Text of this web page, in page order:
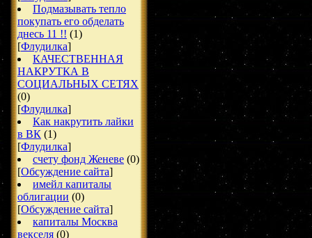
Подмазывать тепло
покупать его обделать
днесь 11 !! (1)
[Флудилка]
КАЧЕСТВЕННАЯ
НАКРУТКА В
СОЦИАЛЬНЫХ СЕТЯХ
(0)
[Флудилка]
Как накрутить лайки
в ВК (1)
[Флудилка]
счету фонд Женеве (0)
[Обсуждение сайта]
имейл капиталы
облигации (0)
[Обсуждение сайта]
капиталы Москва
векселя (0)